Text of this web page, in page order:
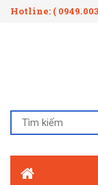
Hotline: (